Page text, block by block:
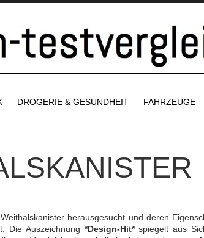
DROGERIE & GESUNDHEIT FAHRZEUGE
herausgesucht und deren
Die Auszeichnung *Design-Hit*spiegelt aus